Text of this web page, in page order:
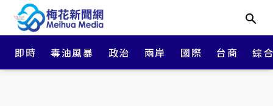
即時 毒油風暴 政治 兩岸 國際 台商 綜